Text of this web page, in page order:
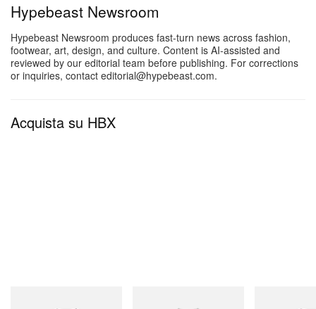
Hypebeast Newsroom
Hypebeast Newsroom produces fast-turn news across fashion,
footwear, art, design, and culture. Content is AI-assisted and
reviewed by our editorial team before publishing. For corrections
or inquiries, contact editorial@hypebeast.com.
Acquista su HBX